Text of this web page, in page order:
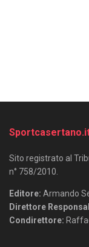
Sito registrato al
n° 758/2010.
Editore: Armando
Direttore
Condirettore: